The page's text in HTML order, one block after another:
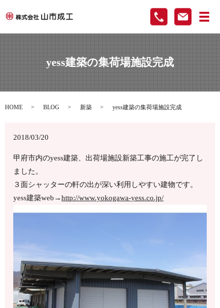
メ
yess建築の集荷場施設完成
HOME BLOG 新築 yess建築の集荷場施設完成
2018/03/20
甲府市内のyess建築、出荷場施設新築工事の施工が完了し
ました。
３面シャッターの軒の出が深い利用しやすい建物です。
yess建築web→http://www.yokogawa-yess.co.jp/